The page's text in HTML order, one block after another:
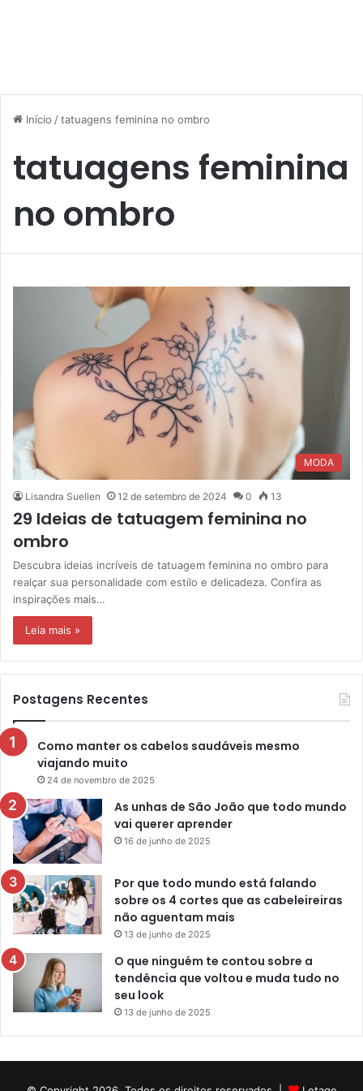
Início /tatuagens feminina no ombro
tatuagens feminina
no ombro
MODA
Lisandra Suellen 12 de setembro de 2024 0 13
29 Ideias de tatuagem feminina no
ombro
Descubra ideias incríveis de tatuagem feminina no ombro para
realçar sua personalidade com estilo e delicadeza. Confira as
inspirações mais…
Leia mais »
Postagens Recentes
Como manter os cabelos saudáveis mesmo
viajando muito
24 de novembro de 2025
As unhas de São João que todo mundo
vai querer aprender
16 de junho de 2025
Por que todo mundo está falando
sobre os 4 cortes que as cabeleireiras
não aguentam mais
13 de junho de 2025
O que ninguém te contou sobre a
tendência que voltou e muda tudo no
seu look
13 de junho de 2025